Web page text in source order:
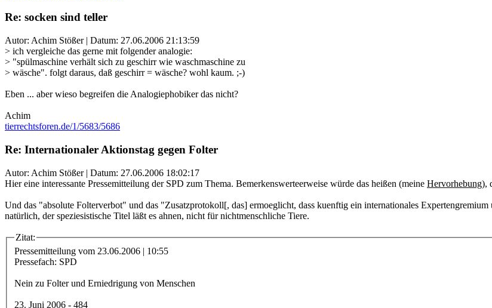
Re: socken sind teller
Autor: Achim Stößer | Datum: 27.06.2006 21:13:59
> ich vergleiche das gerne mit folgender analogie:
> "spülmaschine verhält sich zu geschirr wie waschmaschine zu
> wäsche". folgt daraus, daß geschirr = wäsche? wohl kaum. ;-)
Eben ... aber wieso begreifen die Analogiephobiker das nicht?
Achim
tierrechtsforen.de/1/5683/5686
Re: Internationaler Aktionstag gegen Folter
Autor: Achim Stößer | Datum: 27.06.2006 18:02:17
Hier eine interessante Pressemitteilung der SPD zum Thema. Bemerkenswerteerweise würde das heißen (meine Hervorhebung),
Und das "absolute Folterverbot" und das "Zusatzprotokoll[, das] ermoeglicht, dass kuenftig ein internationales
natürlich, der speziesistische Titel läßt es ahnen, nicht für nichtmenschliche Tiere.
Zitat:
Pressemitteilung vom 23.06.2006 | 10:55
Pressefach: SPD
Nein zu Folter und Erniedrigung von Menschen
23. Juni 2006 - 484